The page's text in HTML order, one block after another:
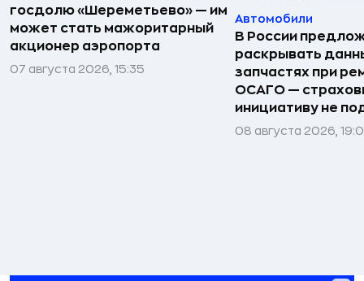
госдолю «Шереметьево» — им
может стать мажоритарный
акционер аэропорта
07 августа 2026, 15:35
Автомобили
В России
раскрывать
запчастях при
ОСАГО —
инициативу не
08 августа 2026,